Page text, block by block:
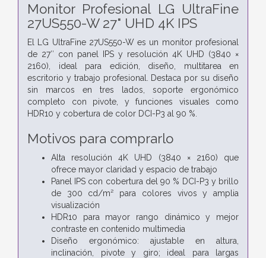
Monitor Profesional LG UltraFine
27US550-W 27" UHD 4K IPS
El LG UltraFine 27US550-W es un monitor profesional
de 27″ con panel IPS y resolución 4K UHD (3840 ×
2160), ideal para edición, diseño, multitarea en
escritorio y trabajo profesional. Destaca por su diseño
sin marcos en tres lados, soporte ergonómico
completo con pivote, y funciones visuales como
HDR10 y cobertura de color DCI-P3 al 90 %.
Motivos para comprarlo
Alta resolución 4K UHD (3840 × 2160) que
ofrece mayor claridad y espacio de trabajo
Panel IPS con cobertura del 90 % DCI-P3 y brillo
de 300 cd/m² para colores vivos y amplia
visualización
HDR10 para mayor rango dinámico y mejor
contraste en contenido multimedia
Diseño ergonómico: ajustable en altura,
inclinación, pivote y giro; ideal para largas